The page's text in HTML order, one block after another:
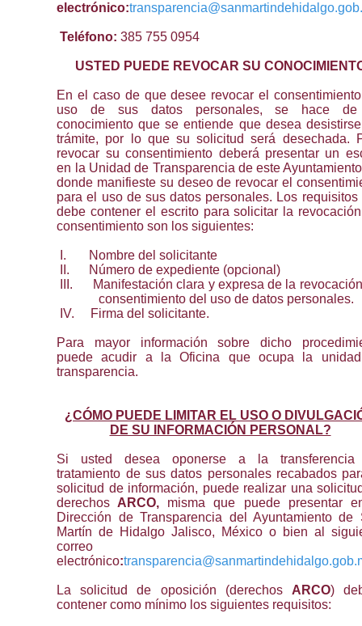
electrónico:
Teléfono:385 755 0954
USTED PUEDE REVOCAR SU
En el caso de que desee revocar el
uso de sus datos personales, se hace
conocimiento que se entiende que desea
trámite, por lo que su solicitud será desechada.
revocar su consentimiento deberá presentar un
en la Unidad de Transparencia de este
donde manifieste su deseo de revocar el
para el uso de sus datos personales. Los requisitos
debe contener el escrito para solicitar la
consentimiento son los siguientes:
I.
Nombre del solicitante
II.
Número de expediente (opcional)
III.
Manifestación clara y expresa de la
consentimiento del uso de datos personales.
IV.
Firma del solicitante.
Para mayor información sobre dicho
puede acudir a la Oficina que ocupa la
transparencia.
¿CÓMO PUEDE LIMITAR EL USO O
DE SU INFORMACIÓN PERSONAL?
Si usted desea oponerse a la transferencia
tratamiento de sus datos personales recabados
solicitud de información, puede realizar una
derechos ARCO, misma que puede presentar
Dirección de Transparencia del Ayuntamiento de
Martín de Hidalgo Jalisco, México o bien al
correo
electrónico:
La solicitud de oposición (derechos ARCO)
contener como mínimo los siguientes requisitos: